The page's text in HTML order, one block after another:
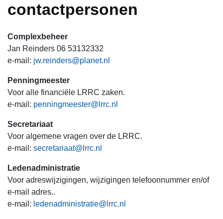
contactpersonen
Complexbeheer
Jan Reinders 06 53132332
e-mail: jw.reinders@planet.nl
Penningmeester
Voor alle financiële LRRC zaken.
e-mail: penningmeester@lrrc.nl
Secretariaat
Voor algemene vragen over de LRRC.
e-mail: secretariaat@lrrc.nl
Ledenadministratie
Voor adreswijzigingen, wijzigingen telefoonnummer en/of
e-mail adres..
e-mail: ledenadministratie@lrrc.nl